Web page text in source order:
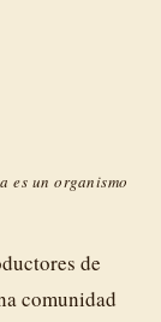
es un organismo
de
comunidad